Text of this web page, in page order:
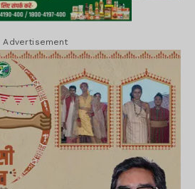
Advertisement